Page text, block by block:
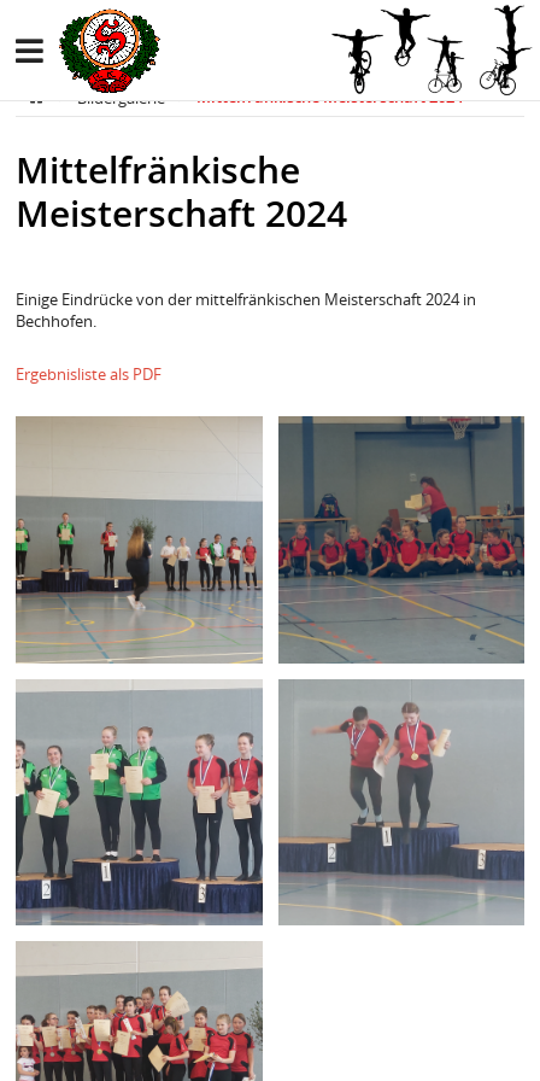
Bildergalerie Mittelfränkische Meisterschaft 2024
Mittelfränkische
Meisterschaft 2024
Einige Eindrücke von der mittelfränkischen Meisterschaft 2024 in
Bechhofen.
Ergebnisliste als PDF